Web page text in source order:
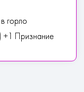
горло
+1 Признание